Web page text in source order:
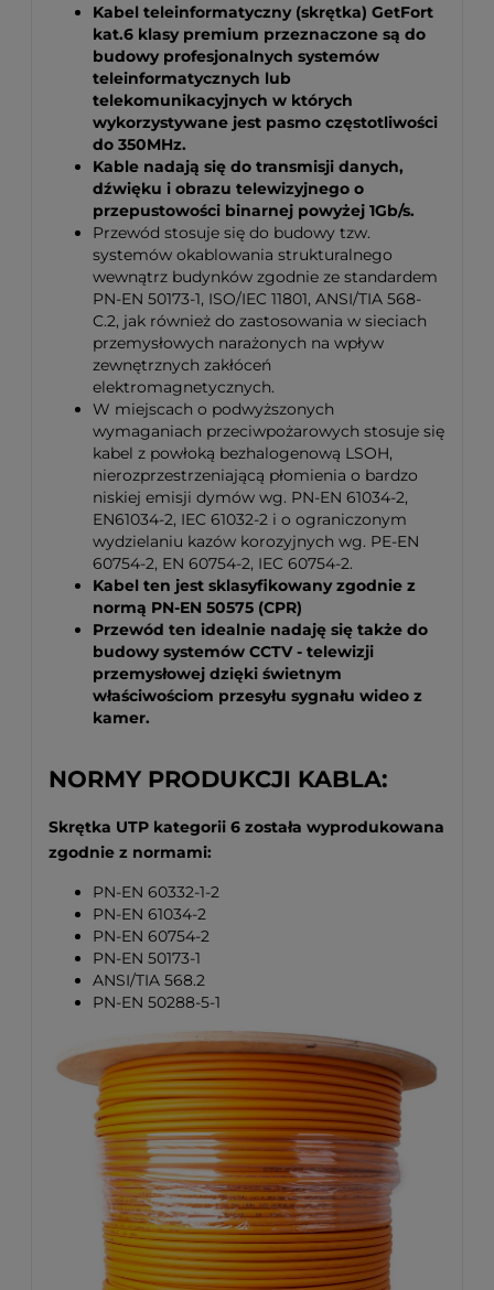
Kabel teleinformatyczny (skrętka) GetFort
kat.6 klasy premium przeznaczone są do
budowy profesjonalnych systemów
teleinformatycznych lub
telekomunikacyjnych w których
wykorzystywane jest pasmo częstotliwości
do 350MHz.
Kable nadają się do transmisji danych,
dźwięku i obrazu telewizyjnego o
przepustowości binarnej powyżej 1Gb/s.
Przewód stosuje się do budowy tzw.
systemów okablowania strukturalnego
wewnątrz budynków zgodnie ze standardem
PN-EN 50173-1, ISO/IEC 11801, ANSI/TIA 568-
C.2, jak również do zastosowania w sieciach
przemysłowych narażonych na wpływ
zewnętrznych zakłóceń
elektromagnetycznych.
W miejscach o podwyższonych
wymaganiach przeciwpożarowych stosuje się
kabel z powłoką bezhalogenową LSOH,
nierozprzestrzeniającą płomienia o bardzo
niskiej emisji dymów wg. PN-EN 61034-2,
EN61034-2, IEC 61032-2 i o ograniczonym
wydzielaniu kazów korozyjnych wg. PE-EN
60754-2, EN 60754-2, IEC 60754-2.
Kabel ten jest sklasyfikowany zgodnie z
normą PN-EN 50575 (CPR)
Przewód ten idealnie nadaję się także do
budowy systemów CCTV - telewizji
przemysłowej dzięki świetnym
właściwościom przesyłu sygnału wideo z
kamer.
NORMY PRODUKCJI KABLA:
Skrętka UTP kategorii 6 została wyprodukowana
zgodnie z normami:
PN-EN 60332-1-2
PN-EN 61034-2
PN-EN 60754-2
PN-EN 50173-1
ANSI/TIA 568.2
PN-EN 50288-5-1